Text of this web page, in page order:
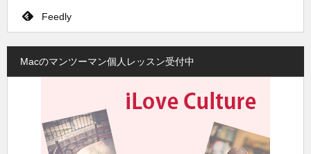
Feedly
Macのマンツーマン個人レッスン受付中